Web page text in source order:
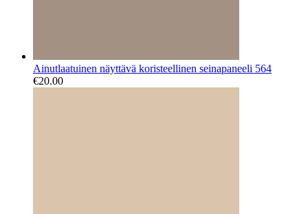
Ainutlaatuinen näyttävä koristeellinen seinapaneeli 564
€20.00